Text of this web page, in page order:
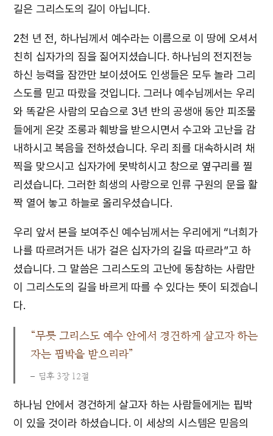
길은 그리스도의 길이 아닙니다.
2천 년 전, 하나님께서 예수라는 이름으로 이 땅에 오셔서
친히 십자가의 짐을 짊어지셨습니다. 하나님의 전지전능
하신 능력을 잠깐만 보이셨어도 인생들은 모두 놀라 그리
스도를 믿고 따랐을 것입니다. 그러나 예수님께서는 우리
와 똑같은 사람의 모습으로 3년 반의 공생애 동안 피조물
들에게 온갖 조롱과 훼방을 받으시면서 수고와 고난을 감
내하시고 복음을 전하셨습니다. 우리 죄를 대속하시려 채
찍을 맞으시고 십자가에 못박히시고 창으로 옆구리를 찔
리셨습니다. 그러한 희생의 사랑으로 인류 구원의 문을 활
짝 열어 놓고 하늘로 올리우셨습니다.
우리 앞서 본을 보여주신 예수님께서는 우리에게 “너희가
나를 따르려거든 내가 걸은 십자가의 길을 따르라”고 하
셨습니다. 그 말씀은 그리스도의 고난에 동참하는 사람만
이 그리스도의 길을 바르게 따를 수 있다는 뜻이 되겠습니
다.
“무릇 그리스도 예수 안에서 경건하게 살고자 하는
자는 핍박을 받으리라”
딤후 3장 12절
하나님 안에서 경건하게 살고자 하는 사람들에게는 핍박
이 있을 것이라 하셨습니다. 이 세상의 시스템은 믿음의